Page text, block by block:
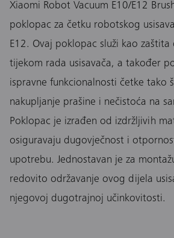
Xiaomi Robot Vacuum E10/E12
poklopac za četku robotskog
E12. Ovaj poklopac služi kao
tijekom rada usisavača, a također
ispravne funkcionalnosti četke tako
nakupljanje prašine i nečistoća na
Poklopac je izrađen od izdržljivih
osiguravaju dugovječnost i
upotrebu. Jednostavan je za
redovito održavanje ovog dijela
njegovoj dugotrajnoj učinkovitosti.